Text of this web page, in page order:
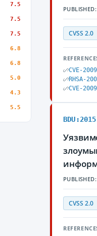
7.5
7.5
7.5
6.8
6.8
5.0
4.3
5.5
PUBLISHED:
CVSS 2.0
CVE-
RHSA-
CVE-
PUBLISHED:
CVSS 2.0